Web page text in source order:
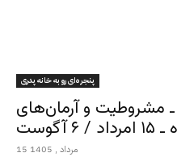
پنجره‌ای رو به خانه پدری
ـ مشروطیت و آرمان‌های
آگوست
15 مرداد , 1405